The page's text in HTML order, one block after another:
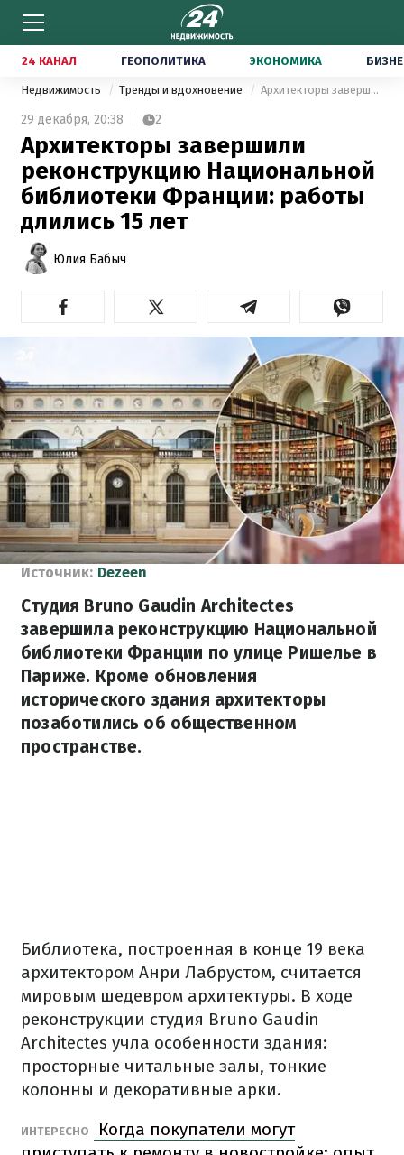
24 КАНАЛ ГЕОПОЛИТИКА ЭКОНОМИКА
Недвижимость Тренды и вдохновение Архитекторы завершили реконструкцию Национальной библиотеки Франции: работы длились 15 лет
29 декабря, 20:38 2
Архитекторы завершили
реконструкцию Национальной
библиотеки Франции: работы
длились 15 лет
Юлия Бабыч
Источник: Dezeen
Студия Bruno Gaudin Architectes
завершила реконструкцию Национальной
библиотеки Франции по улице Ришелье в
Париже. Кроме обновления
исторического здания архитекторы
позаботились об общественном
пространстве.
Библиотека, построенная в конце 19 века
архитектором Анри Лабрустом, считается
мировым шедевром архитектуры. В ходе
реконструкции студия Bruno Gaudin
Architectes учла особенности здания:
просторные читальные залы, тонкие
колонны и декоративные арки.
ИНТЕРЕСНО
Когда покупатели могут